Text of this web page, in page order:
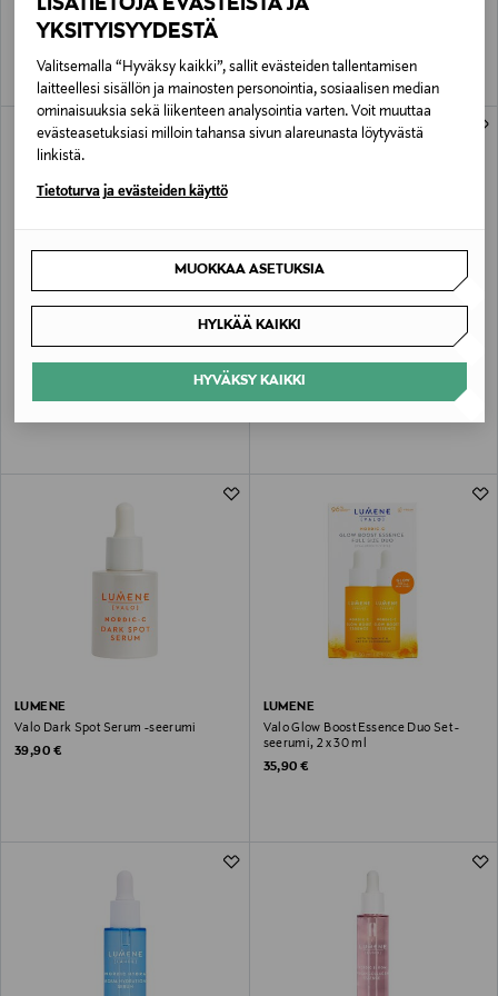
YKSITYISYYDESTÄ
Valitsemalla “Hyväksy kaikki”, sallit evästeiden tallentamisen
laitteellesi sisällön ja mainosten personointia, sosiaalisen median
ominaisuuksia sekä liikenteen analysointia varten. Voit muuttaa
evästeasetuksiasi milloin tahansa sivun alareunasta löytyvästä
linkistä.
Tietoturva ja evästeiden käyttö
MUOKKAA ASETUKSIA
HYLKÄÄ KAIKKI
HYVÄKSY KAIKKI
yöseerumi 30 ml
Original Price
38,90 €
Essence -kollageeniseerumi 30 ml
LUMO Anti-Wrinkle & Dark Spot Night
39,90 €
Herkkä Weightless Serum -seerumi
Original Price
38,90 €
LUMENE
Valo Dark Spot Serum -seerumi
Original Price
39,90 €
LUMENE
Valo Glow Boost Essence Duo Set -
seerumi, 2 x 30 ml
Original Price
35,90 €